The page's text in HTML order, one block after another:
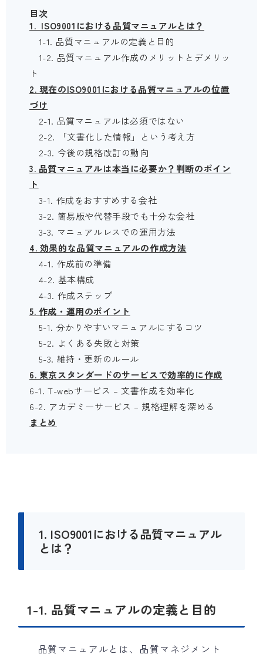
目次
1. ISO9001における品質マニュアルとは？
1-1. 品質マニュアルの定義と目的
1-2. 品質マニュアル作成のメリットとデメリッ
ト
2. 現在のISO9001における品質マニュアルの位置
づけ
2-1. 品質マニュアルは必須ではない
2-2. 「文書化した情報」という考え方
2-3. 今後の規格改訂の動向
3. 品質マニュアルは本当に必要か？判断のポイン
ト
3-1. 作成をおすすめする会社
3-2. 簡易版や代替手段でも十分な会社
3-3. マニュアルレスでの運用方法
4. 効果的な品質マニュアルの作成方法
4-1. 作成前の準備
4-2. 基本構成
4-3. 作成ステップ
5. 作成・運用のポイント
5-1. 分かりやすいマニュアルにするコツ
5-2. よくある失敗と対策
5-3. 維持・更新のルール
6. 東京スタンダードのサービスで効率的に作成
6-1. T-webサービス – 文書作成を効率化
6-2. アカデミーサービス – 規格理解を深める
まとめ
1. ISO9001における品質マニュアル
とは？
1-1. 品質マニュアルの定義と目的
品質マニュアルとは、品質マネジメント